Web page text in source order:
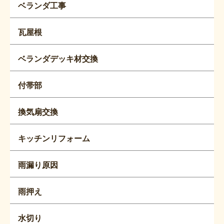
ベランダ工事
瓦屋根
ベランダデッキ材交換
付帯部
換気扇交換
キッチンリフォーム
雨漏り原因
雨押え
水切り